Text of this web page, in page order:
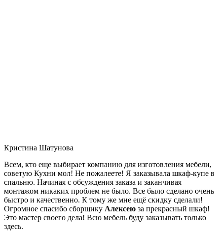
Кристина Шатунова
Всем, кто еще выбирает компанию для изготовления мебели,
советую Кухни мол! Не пожалеете! Я заказывала шкаф-купе в
спальню. Начиная с обсуждения заказа и заканчивая
монтажом никаких проблем не было. Все было сделано очень
быстро и качественно. К тому же мне ещё скидку сделали!
Огромное спасибо сборщику Алексею за прекрасный шкаф!
Это мастер своего дела! Всю мебель буду заказывать только
здесь.